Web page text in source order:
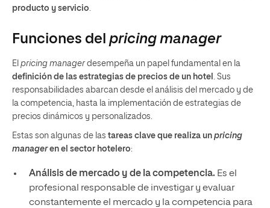
producto y servicio
Funciones del pricing manager
El pricing managerdesempeña un papel fundamental en la
definición de las estrategias de precios de un hotel
. Sus
responsabilidades abarcan desde el análisis del mercado y de
la competencia, hasta la implementación de estrategias de
precios dinámicos y personalizados.
Estas son algunas de las tareas clave que realiza un pricing
manageren el sector hotelero:
Análisis de mercado y de la competencia. Es el
profesional responsable de investigar y evaluar
constantemente el mercado y la competencia para